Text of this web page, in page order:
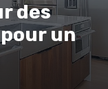
des
un